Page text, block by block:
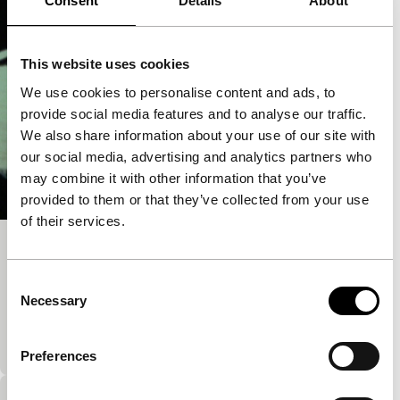
This website uses cookies
We use cookies to personalise content and ads, to
provide social media features and to analyse our traffic.
We also share information about your use of our site with
our social media, advertising and analytics partners who
may combine it with other information that you’ve
provided to them or that they’ve collected from your use
of their services.
Selection
Necessary
Preferences
Eyewash
Een georganiseerde chaos van live beelden en